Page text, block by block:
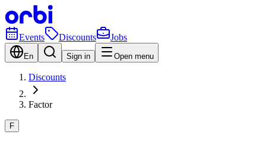
Events Discounts Jobs
En Sign in Open menu
Discounts
Factor
F